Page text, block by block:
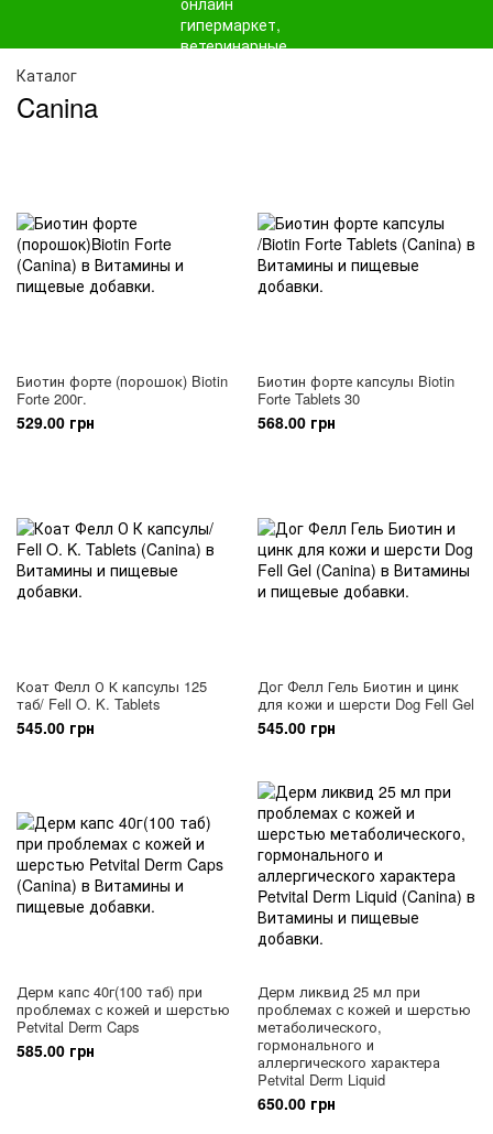
Каталог
Canina
Биотин форте (порошок) Biotin
Forte 200г.
529.00 грн
Биотин форте капсулы Biotin
Forte Tablets 30
568.00 грн
Коат Фелл О К капсулы 125
таб/ Fell O. K. Tablets
545.00 грн
Дог Фелл Гель Биотин и цинк
для кожи и шерсти Dog Fell Gel
545.00 грн
Дерм капс 40г(100 таб) при
проблемах с кожей и шерстью
Petvital Derm Caps
585.00 грн
Дерм ликвид 25 мл при
проблемах с кожей и шерстью
метаболического,
гормонального и
аллергического характера
Petvital Derm Liquid
650.00 грн